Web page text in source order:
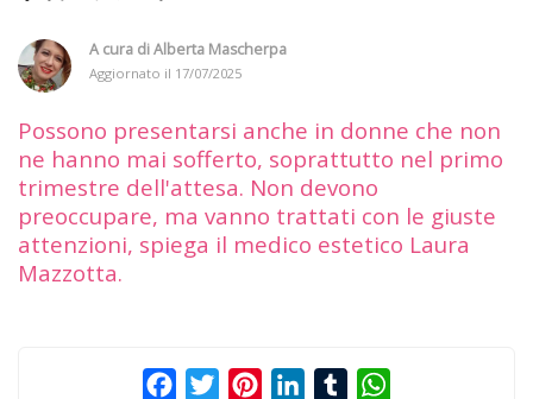
A cura diAlberta Mascherpa
Aggiornato il 17/07/2025
Possono presentarsi anche in donne che non
ne hanno mai sofferto, soprattutto nel primo
trimestre dell'attesa. Non devono
preoccupare, ma vanno trattati con le giuste
attenzioni, spiega il medico estetico Laura
Mazzotta.
FacebookTwitterPinterestLinkedInTumblr